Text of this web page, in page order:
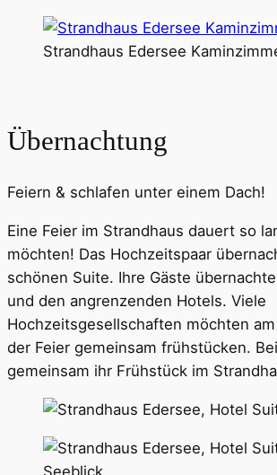
Strandhaus Edersee
Übernachtung
Feiern & schlafen unter einem Dach!
Eine Feier im Strandhaus dauert so
möchten! Das Hochzeitspaar
schönen Suite. Ihre Gäste
und den angrenzenden Hotels. Viele
Hochzeitsgesellschaften möchten
der Feier gemeinsam frühstücken.
gemeinsam ihr Frühstück im